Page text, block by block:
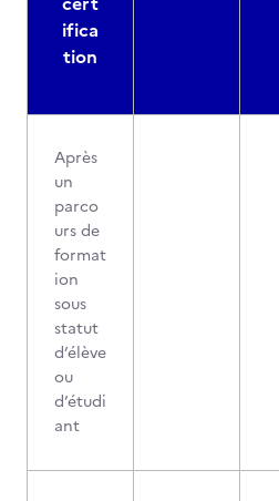
ifica
tion
Après
un
parco
urs de
format
ion
sous
statut
d’élève
ou
d’étudi
ant